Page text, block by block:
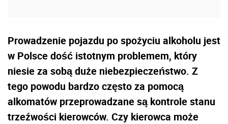
Prowadzenie pojazdu po spożyciu alkoholu jest
w Polsce dość istotnym problemem, który
niesie za sobą duże niebezpieczeństwo. Z
tego powodu bardzo często za pomocą
alkomatów przeprowadzane są kontrole stanu
trzeźwości kierowców. Czy kierowca może